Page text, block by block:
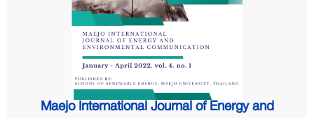
Maejo International Journal of Energy and